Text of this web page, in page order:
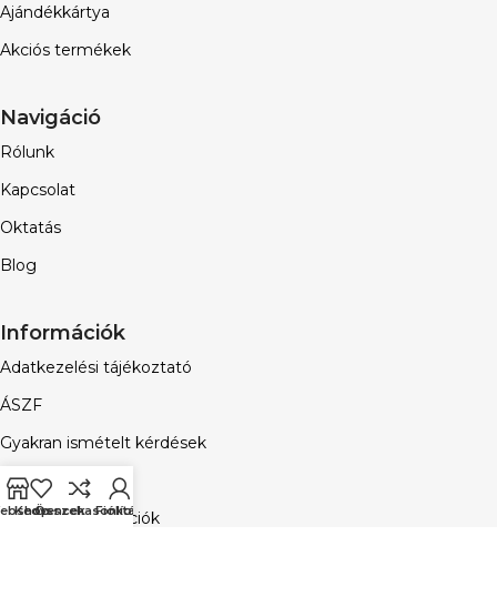
Ajándékkártya
Akciós termékek
Navigáció
Rólunk
Kapcsolat
Oktatás
Blog
Információk
Adatkezelési tájékoztató
ÁSZF
Gyakran ismételt kérdések
Hűségprogram
Vásárlási információk
Kedvencek
Összehasonlítás
Fiókom